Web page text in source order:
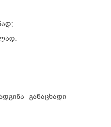
განაცხადი